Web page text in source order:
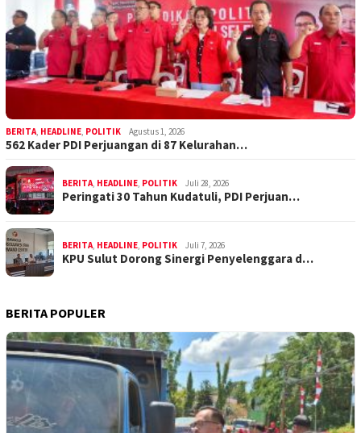
BERITA, HEADLINE, POLITIK Agustus 1, 2026
562 Kader PDI Perjuangan di 87 Kelurahan…
BERITA, HEADLINE, POLITIK Juli 28, 2026
Peringati 30 Tahun Kudatuli, PDI Perjuan…
BERITA, HEADLINE, POLITIK Juli 7, 2026
KPU Sulut Dorong Sinergi Penyelenggara d…
BERITA POPULER